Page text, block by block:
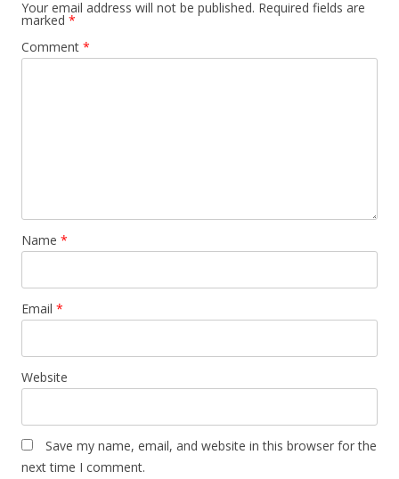
Your email address will not be published. Required fields are
marked *
Comment *
Name *
Email *
Website
Save my name, email, and website in this browser for the
next time I comment.